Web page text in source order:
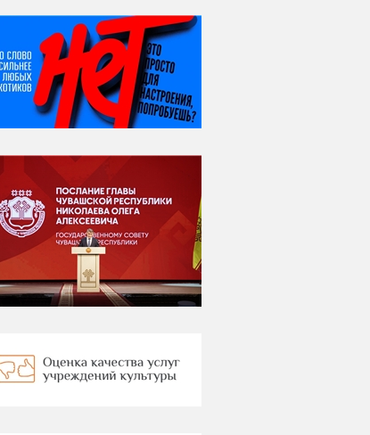
НИ ДНЯ БЕЗ ДАТЫ...
08 августа
ВСЕМИРНЫЙ ДЕНЬ
КОШЕК